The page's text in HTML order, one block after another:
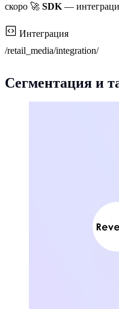
скоро 🚀 SDK —
Интеграция
/retail_media/integration/
Сегментация и